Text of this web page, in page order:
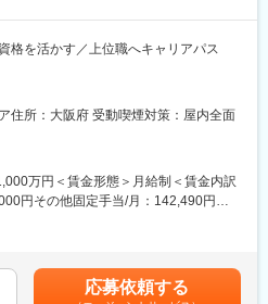
格を活かす／上位職へキャリアパス
業を展開する当社にて、エリアマネー
数事業所の統括マネジメントをお任せ
タッフ採用・管理・教育・離職防止、
住所：大阪府 受動喫煙対策：屋内全面
万円＜賃金形態＞月給制＜賃金内訳
円その他固定手当/月：142,490円固
ップアップできます！】5施設程度の施
ージャー』（月給50万円～） ↓事業部
応募依頼する